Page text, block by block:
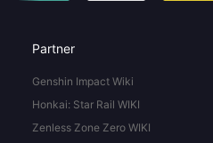
Partner
Genshin Impact Wiki
Honkai: Star Rail WIKI
Zenless Zone Zero WIKI